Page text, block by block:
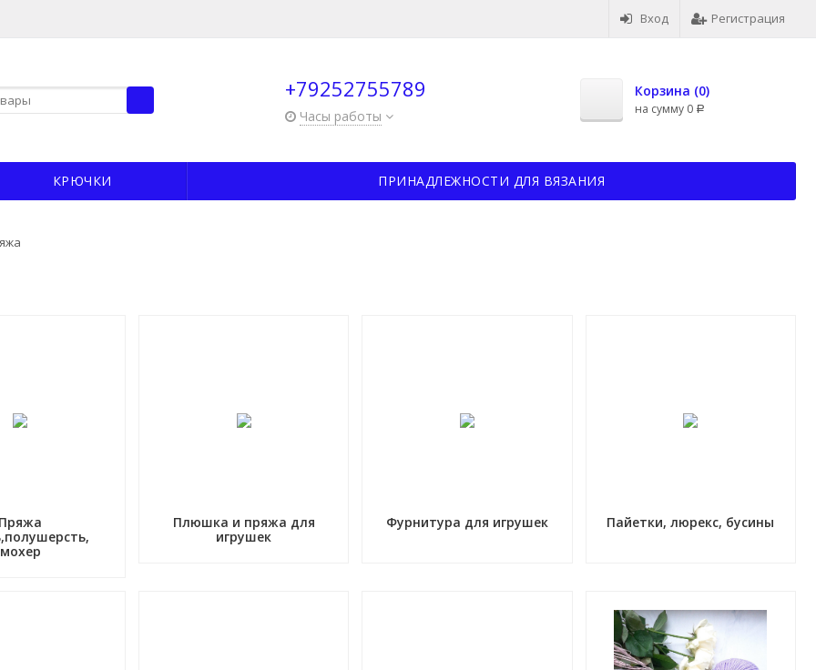
Вход Регистрация
+79252755789
Часы работы
Корзина (0)
на сумму 0 Р
КРЮЧКИ ПРИНАДЛЕЖНОСТИ ДЛЯ ВЯЗАНИЯ
мохер
Плюшка и пряжа для
игрушек
Фурнитура для игрушек Пайетки, люрекс, бусины